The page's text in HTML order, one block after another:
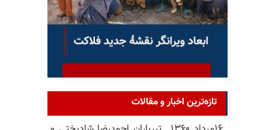
تازه‌ترین اخبار و مقالات